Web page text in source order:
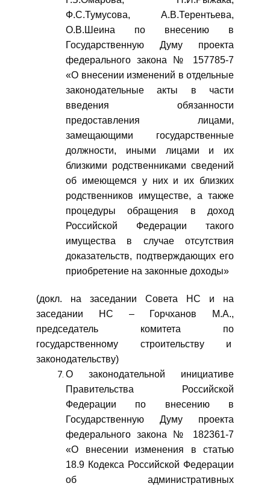
Ф.С.Тумусова, А.В.Терентьева,
О.В.Шеина по внесению в
Государственную Думу проекта
федерального закона № 157785-7
«О внесении изменений в отдельные
законодательные акты в части
введения обязанности
предоставления лицами,
замещающими государственные
должности, иными лицами и их
близкими родственниками сведений
об имеющемся у них и их близких
родственников имуществе, а также
процедуры обращения в доход
Российской Федерации такого
имущества в случае отсутствия
доказательств, подтверждающих его
приобретение на законные доходы»
(докл. на заседании Совета НС и на
заседании НС – Горчханов М.А.,
председатель комитета по
государственному строительству и
законодательству)
О законодательной инициативе
Правительства Российской
Федерации по внесению в
Государственную Думу проекта
федерального закона № 182361-7
«О внесении изменения в статью
18.9 Кодекса Российской Федерации
об административных